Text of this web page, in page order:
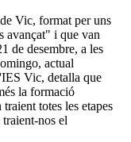
Vic, format per uns
avançat" i que van
de desembre, a les
actual
Vic, detalla que
la formació
totes les etapes
nos el